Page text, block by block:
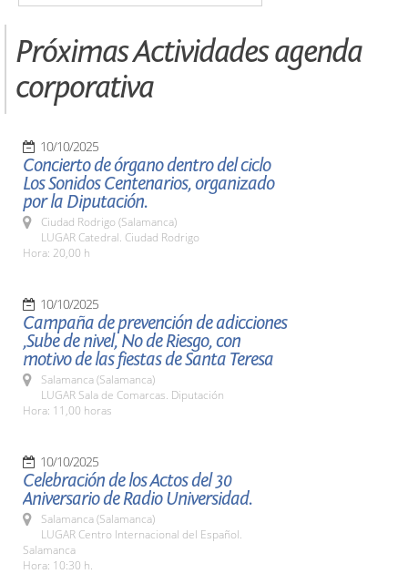
Próximas Actividades agenda
corporativa
10/10/2025
Concierto de órgano dentro del ciclo
Los Sonidos Centenarios, organizado
por la Diputación.
Ciudad Rodrigo (Salamanca)
LUGAR Catedral. Ciudad Rodrigo
Hora: 20,00 h
10/10/2025
Campaña de prevención de adicciones
,Sube de nivel, No de Riesgo, con
motivo de las fiestas de Santa Teresa
Salamanca (Salamanca)
LUGAR Sala de Comarcas. Diputación
Hora: 11,00 horas
10/10/2025
Celebración de los Actos del 30
Aniversario de Radio Universidad.
Salamanca (Salamanca)
LUGAR Centro Internacional del Español.
Salamanca
Hora: 10:30 h.